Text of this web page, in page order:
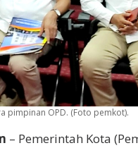
pimpinan OPD. (Foto pemkot).
– Pemerintah Kota